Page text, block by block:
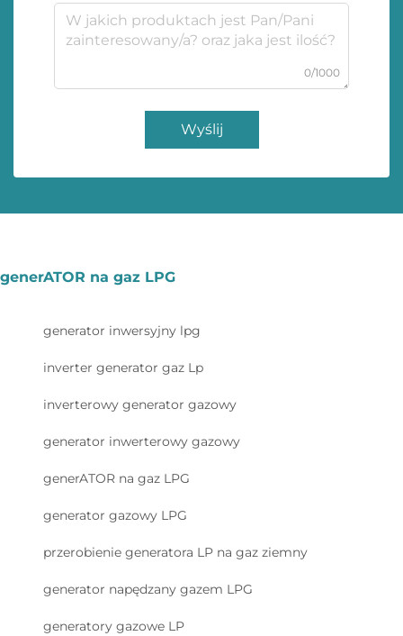
0/1000
Wyślij
generATOR na gaz LPG
generator inwersyjny lpg
inverter generator gaz Lp
inverterowy generator gazowy
generator inwerterowy gazowy
generATOR na gaz LPG
generator gazowy LPG
przerobienie generatora LP na gaz ziemny
generator napędzany gazem LPG
generatory gazowe LP